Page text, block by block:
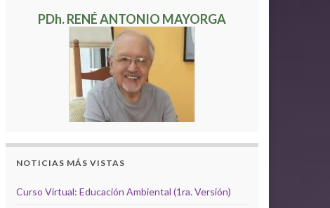
PDh. RENÉ ANTONIO MAYORGA
NOTICIAS MÁS VISTAS
Curso Virtual: Educación Ambiental (1ra. Versión)